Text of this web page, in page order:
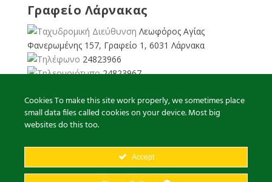
Γραφείο Λάρνακας
Λεωφόρος Αγίας
Φανερωμένης 157, Γραφείο 1, 6031 Λάρνακα
24823966
24823967
larnaka@cyprusgreens.
org
2026© Ολα τα δικαιώματα διατηρούνται
Cookies To make this site work properly, we sometimes place
small data files called cookies on your device. Most big
websites do this too.
Accept